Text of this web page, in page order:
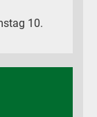
10.